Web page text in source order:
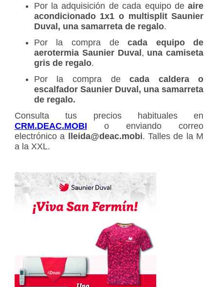
Por la adquisición de cada equipo deaire
acondicionado 1x1 o multisplit Saunier
Duval, una samarreta de regalo.
Por la compra decada equipo de
aerotermia Saunier Duval, una camiseta
gris de regalo.
Por la compra decada caldera o
escalfador Saunier Duval, una samarreta
de regalo.
Consulta tus precios habituales en
CRM.DEAC.MOBI o enviando correo
electrónico a lleida@deac.mobi. Talles de la M
a la XXL.